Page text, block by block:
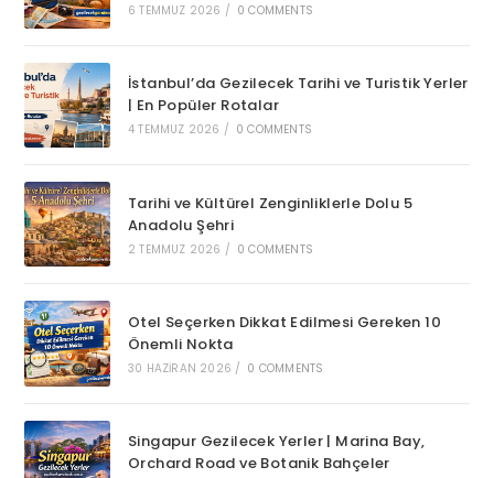
6 TEMMUZ 2026 / 0 COMMENTS
İstanbul’da Gezilecek Tarihi ve Turistik Yerler
| En Popüler Rotalar
4 TEMMUZ 2026 / 0 COMMENTS
Tarihi ve Kültürel Zenginliklerle Dolu 5
Anadolu Şehri
2 TEMMUZ 2026 / 0 COMMENTS
Otel Seçerken Dikkat Edilmesi Gereken 10
Önemli Nokta
30 HAZIRAN 2026 / 0 COMMENTS
Singapur Gezilecek Yerler | Marina Bay,
Orchard Road ve Botanik Bahçeler